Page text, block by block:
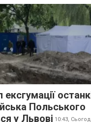
Польського
у Львові 10:43,